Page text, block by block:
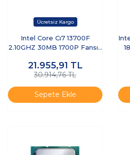
Intel Core Cı7 13700F
2.10GHZ 30MB 1700P Fansız
21.955,91 TL
30.914,76 TL
Sepete Ekle